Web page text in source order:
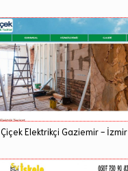
Çiçek Elektrikçi Gaziemir - İzmir